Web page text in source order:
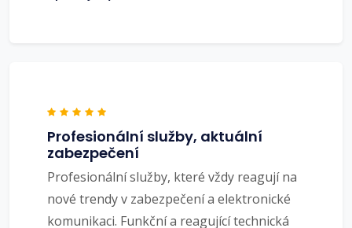
Profesionální služby, aktuální
zabezpečení
Profesionální služby, které vždy reagují na
nové trendy v zabezpečení a elektronické
komunikaci. Funkční a reagující technická